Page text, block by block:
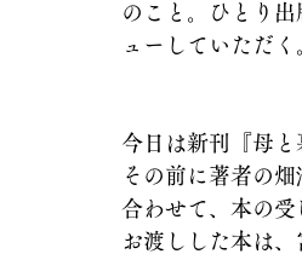
のこと。ひとり
ューしていただく
今日は新刊『母と
その前に著者の
合わせて、本の受
お渡しした本は